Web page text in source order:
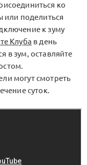
ко
или поделиться
к зуму
Клуба в день
в зум, оставляйте
могут смотреть
суток.